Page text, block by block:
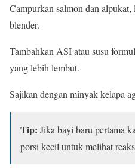
Campurkan salmon dan
blender.
Tambahkan ASI atau susu
yang lebih lembut.
Sajikan dengan minyak kelapa
Tip: Jika bayi baru pertama
porsi kecil untuk melihat